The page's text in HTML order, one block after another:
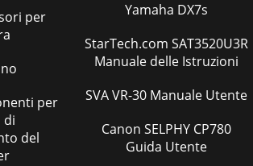
per
per
di
del
Yamaha DX7s
StarTech.com SAT3520U3R
Manuale delle Istruzioni
SVA VR-30 Manuale Utente
Canon SELPHY CP780
Guida Utente